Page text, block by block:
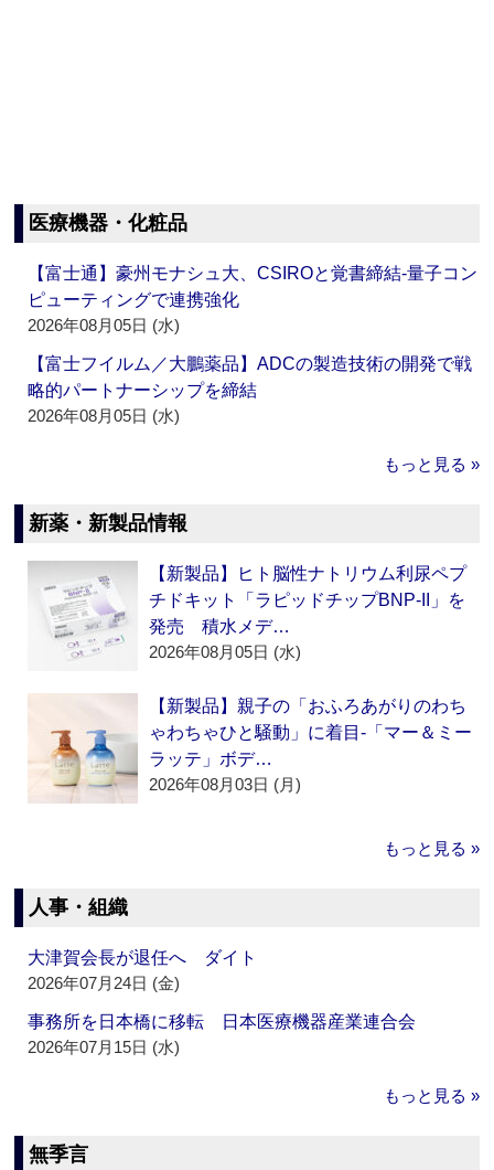
医療機器・化粧品
【富士通】豪州モナシュ大、CSIROと覚書締結‐量子コン
ピューティングで連携強化
2026年08月05日 (水)
【富士フイルム／大鵬薬品】ADCの製造技術の開発で戦
略的パートナーシップを締結
2026年08月05日 (水)
もっと見る »
新薬・新製品情報
【新製品】ヒト脳性ナトリウム利尿ペプ
チドキット「ラピッドチップBNP-II」を
発売 積水メデ…
2026年08月05日 (水)
【新製品】親子の「おふろあがりのわち
ゃわちゃひと騒動」に着目‐「マー＆ミー
ラッテ」ボデ…
2026年08月03日 (月)
もっと見る »
人事・組織
大津賀会長が退任へ ダイト
2026年07月24日 (金)
事務所を日本橋に移転 日本医療機器産業連合会
2026年07月15日 (水)
もっと見る »
無季言